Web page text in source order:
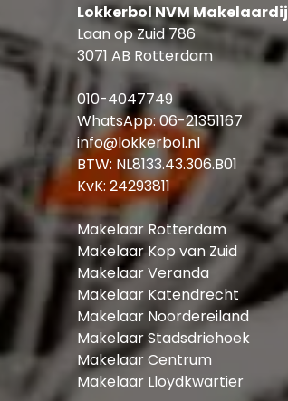
Lokkerbol NVM Makelaardij
Laan op Zuid 786
3071 AB Rotterdam
010-4047749
WhatsApp:06-21351167
info@lokkerbol.nl
BTW: NL8133.43.306.B01
KvK: 24293811
Makelaar Rotterdam
Makelaar Kop van Zuid
Makelaar Veranda
Makelaar Katendrecht
Makelaar Noordereiland
Makelaar Stadsdriehoek
Makelaar Centrum
Makelaar Lloydkwartier